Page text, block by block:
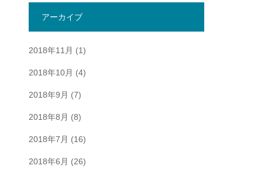
アーカイブ
2018年11月 (1)
2018年10月 (4)
2018年9月 (7)
2018年8月 (8)
2018年7月 (16)
2018年6月 (26)